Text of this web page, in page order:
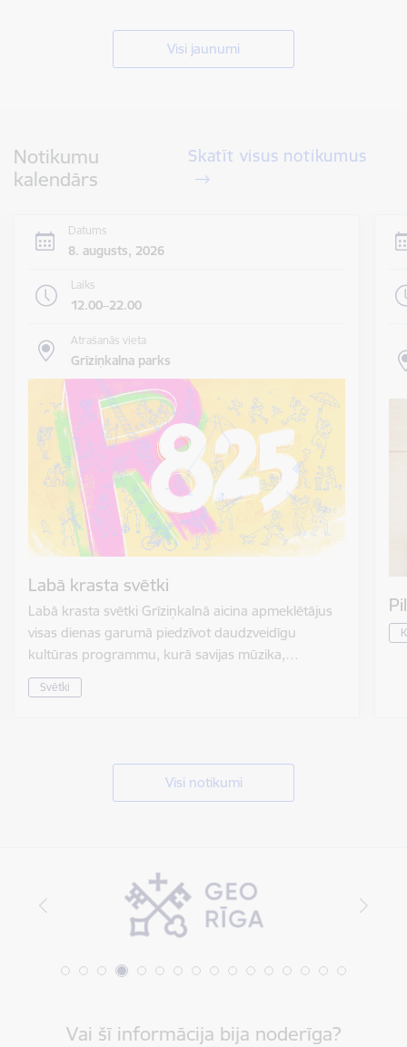
Visi jaunumi
Notikumu
kalendārs
Skatīt visus notikumus
Datums
8. augusts, 2026
Laiks
12.00–22.00
Atrašanās vieta
Grīziņkalna parks
Labā krasta svētki
Labā krasta svētki Grīziņkalnā aicina apmeklētājus
visas dienas garumā piedzīvot daudzveidīgu
kultūras programmu, kurā savijas mūzika,…
Svētki
Visi notikumi
Vai šī informācija bija noderīga?